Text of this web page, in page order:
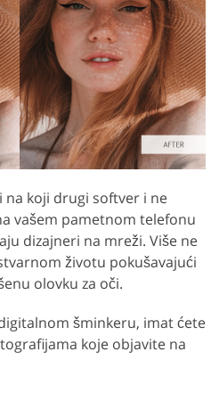
na koji drugi softver i ne
vašem pametnom telefonu
dizajneri na mreži. Više ne
životu pokušavajući
olovku za oči.
šminkeru, imat ćete
koje objavite na